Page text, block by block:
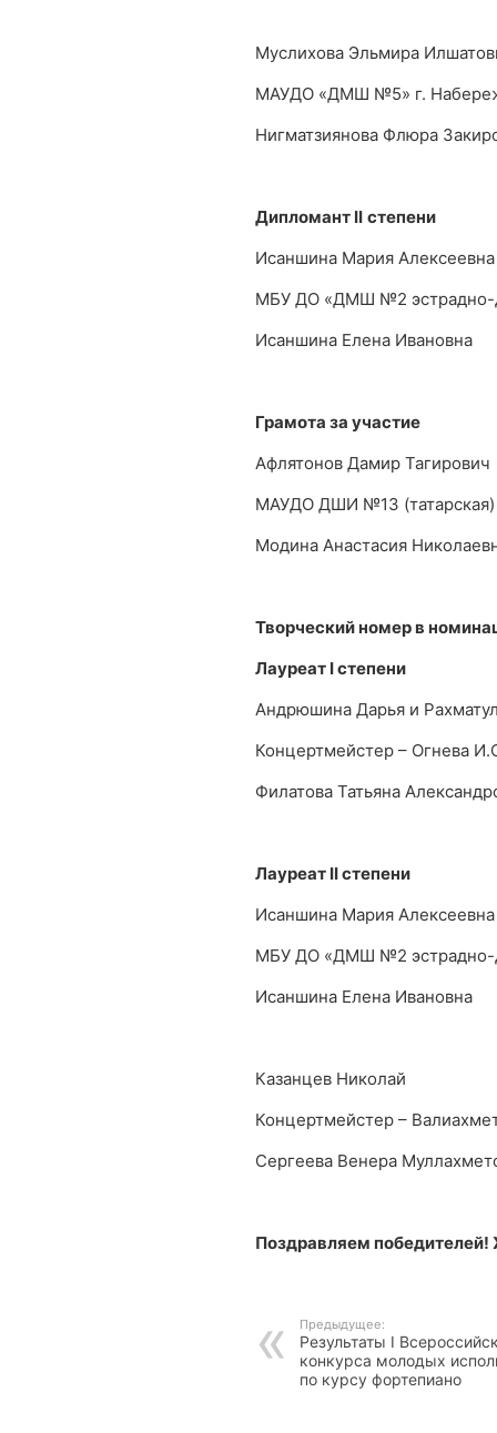
Муслихова Эльмира
МАУДО «ДМШ №5» г.
Нигматзиянова Флюра
Дипломант II степени
Исаншина Мария Алексеевна
МБУ ДО «ДМШ №2 эстрадно-
Исаншина Елена Ивановна
Грамота за участие
Афлятонов Дамир Тагирович
МАУДО ДШИ №13 (татарская)
Модина Анастасия
Творческий номер в
Лауреат Iстепени
Андрюшина Дарья и
Концертмейстер – Огнева
Филатова Татьяна
Лауреат IIстепени
Исаншина Мария Алексеевна
МБУ ДО «ДМШ №2 эстрадно-
Исаншина Елена Ивановна
Казанцев Николай
Концертмейстер –
Сергеева Венера
Поздравляем
Предыдущее:
Результаты I
конкурса молодых
по курсу фортепиано